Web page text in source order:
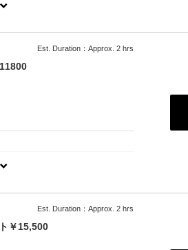
Est. Duration：Approx. 2 hrs
Est. Duration：Approx. 2 hrs
￥15,500